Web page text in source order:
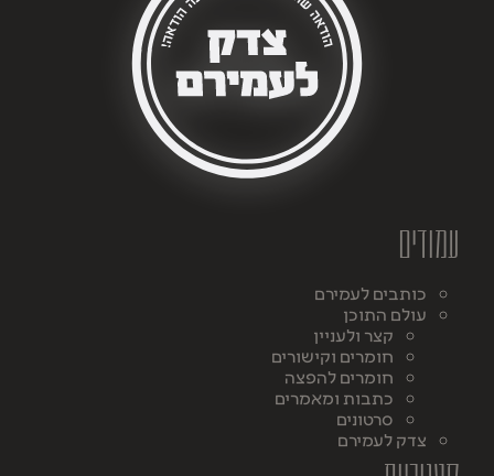
עמודים
כותבים לעמירם
עולם התוכן
קצר ולעניין
חומרים וקישורים
חומרים להפצה
כתבות ומאמרים
סרטונים
צדק לעמירם